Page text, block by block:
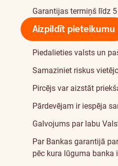
Garantijas termiņš līdz
Aizpildīt pieteikumu
Piedalieties valsts un
Samaziniet riskus
Pircējs var aizstāt
Pārdevējam ir iespēja
Galvojums par labu
Par Bankas garantijā
pēc kura lūguma